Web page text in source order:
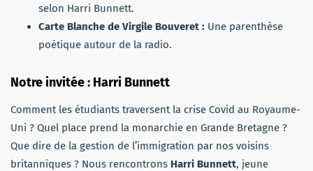
selon Harri Bunnett.
Carte Blanche de Virgile Bouveret : Une parenthèse
poétique autour de la radio.
Notre invitée : Harri Bunnett
Comment les étudiants traversent la crise Covid au Royaume-
Uni ? Quel place prend la monarchie en Grande Bretagne ?
Que dire de la gestion de l’immigration par nos voisins
britanniques ? Nous rencontrons Harri Bunnett, jeune